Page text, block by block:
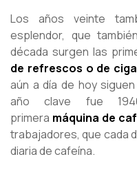
Los años veinte
esplendor, que
década surgen las
de refrescos o de
aún a día de hoy
año clave fue
primera máquina de
trabajadores, que cada
diaria de cafeína.